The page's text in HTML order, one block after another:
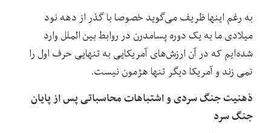
به رغم اینها ظریف می‌گوید خصوصا با گذر از دهه نود
میلادی ما به یک دوره پسامدرن در روابط بین الملل وارد
شده‌ایم که در آن ارزش‌های آمریکایی به تنهایی حرف اول را
نمی زند و آمریکا دیگر تنها هژمون نیست.
ذهنیت جنگ سردی و اشتباهات محاسباتی پس از پایان
جنگ سرد